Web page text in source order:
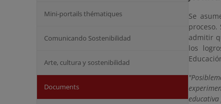
Mini-portails thématiques
Comunicando Sostenibilidad
Arte, cultura y sostenibilidad
Documents
Se
admitir
los